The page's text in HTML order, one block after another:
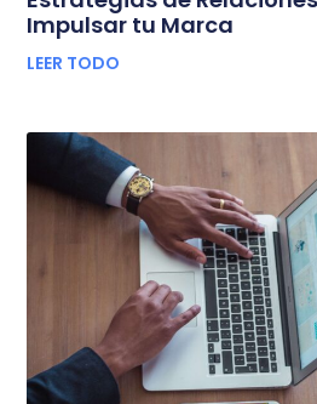
Impulsar tu Marca
LEER TODO